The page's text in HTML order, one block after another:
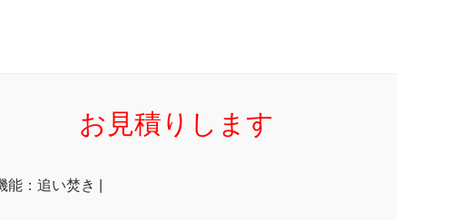
お見積りします
：追い焚き |